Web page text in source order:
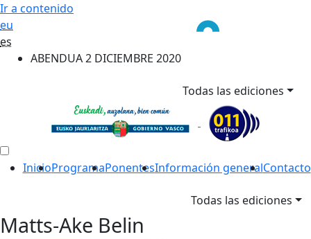
Ir a contenido
eu
es
ABENDUA 2 DICIEMBRE 2020
Todas las ediciones
InicioProgramaPonentesInformación generalContacto
Todas las ediciones
Matts-Ake Belin